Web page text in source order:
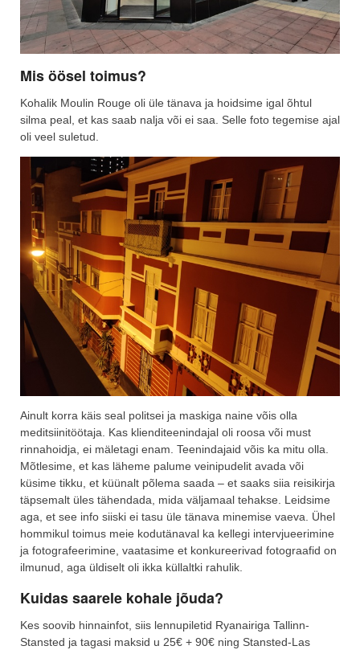
Mis öösel toimus?
Kohalik Moulin Rouge oli üle tänava ja hoidsime igal õhtul
silma peal, et kas saab nalja või ei saa. Selle foto tegemise ajal
oli veel suletud.
Ainult korra käis seal politsei ja maskiga naine võis olla
meditsiinitöötaja. Kas klienditeenindajal oli roosa või must
rinnahoidja, ei mäletagi enam. Teenindajaid võis ka mitu olla.
Mõtlesime, et kas läheme palume veinipudelit avada või
küsime tikku, et küünalt põlema saada – et saaks siia reisikirja
täpsemalt üles tähendada, mida väljamaal tehakse. Leidsime
aga, et see info siiski ei tasu üle tänava minemise vaeva. Ühel
hommikul toimus meie kodutänaval ka kellegi intervjueerimine
ja fotografeerimine, vaatasime et konkureerivad fotograafid on
ilmunud, aga üldiselt oli ikka küllaltki rahulik.
Kuidas saarele kohale jõuda?
Kes soovib hinnainfot, siis lennupiletid Ryanairiga Tallinn-
Stansted ja tagasi maksid u 25€ + 90€ ning Stansted-Las